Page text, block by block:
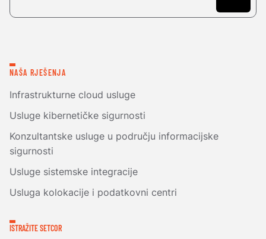
NAŠA RJEŠENJA
Infrastrukturne cloud usluge
Usluge kibernetičke sigurnosti
Konzultantske usluge u području informacijske
sigurnosti
Usluge sistemske integracije
Usluga kolokacije i podatkovni centri
ISTRAŽITE SETCOR